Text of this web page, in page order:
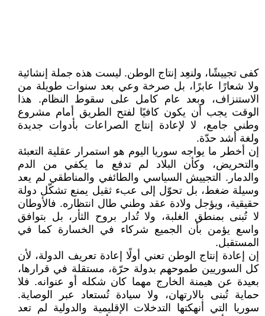
كفى تجييشًا، ولنعِد إنتاج الوطن. ليست هذه جملة إنشائية
ولا شعارًا عابرًا، بل صرخة وعي بعد سنوات طويلة من
الاستنزاف، وبعد عام كامل على سقوط النظام. هذا
الوقت يجب أن يكون كافيًا لفتح الطريق أمام مشروع
وطني جامع، لا لإعادة إنتاج الصراعات بأدوات جديدة
ولغة أشد حدّة.
إن أخطر ما يواجه سوريا اليوم هو استمرار عقلية التعبئة
والتحريض، وكأن البلاد لم تدفع ما يكفي من الدم
والدمار. التجييش السياسي والطائفي والمناطقي لم يعد
وسيلة ضغط، بل تحوّل إلى عبء ثقيل يمنع تشكّل دولة
حقيقية، ويؤجل ولادة عقد وطني طال انتظاره. فالأوطان
لا تُبنى بمنطق الغلبة، ولا تُدار بروح الثأر، بل بتوافق
واسع يؤمن بأن الجميع شركاء في الخسارة كما في
المستقبل.
إن إعادة إنتاج الوطن تعني أولًا إعادة تعريف الدولة، لأن
كل السوريين طموحهم بدولة حرّة، مستقلة في قرارها،
بعيدة عن هيمنة الخارج مهما كان شكله أو عنوانه. فلا
حماية تُبنى بالارتهان، ولا سيادة تُستعاد عبر الوصاية.
سوريا التي أنهكتها التدخلات الإقليمية والدولية لم تعد